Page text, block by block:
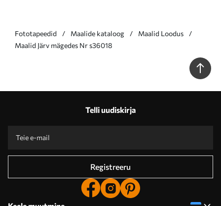
Fototapeedid Maalide kataloog
Maalid Loodus
Maalid Järv mägedes Nr s36018
Telli uudiskirja
Registreeru